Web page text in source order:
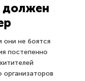
должен
они не боятся
постепенно